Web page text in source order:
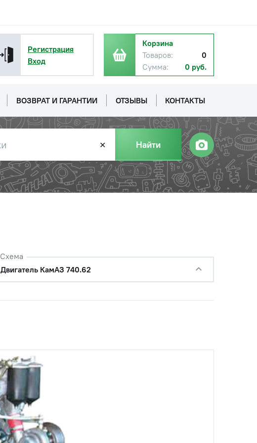
Регистрация
Вход
Корзина
Товаров:
0
Сумма:
0 руб.
ВОЗВРАТ И ГАРАНТИИ ОТЗЫВЫ КОНТАКТЫ
✕ Найти
Схема
Двигатель КамАЗ 740.62